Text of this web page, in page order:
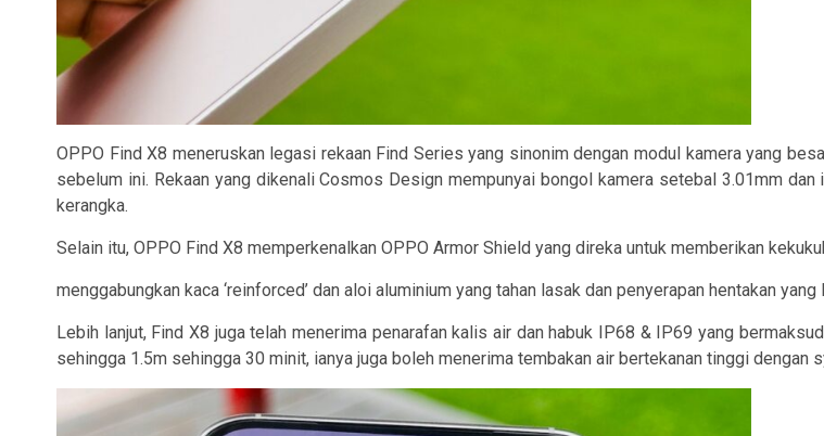
OPPO Find X8 meneruskan legasi rekaan Find Series yang sinonim dengan modul kamera yang
sebelum ini. Rekaan yang dikenali Cosmos Design mempunyai bongol kamera setebal 3.01mm
kerangka.
Selain itu, OPPO Find X8 memperkenalkan OPPO Armor Shield yang direka untuk memberikan
menggabungkan kaca ‘reinforced’ dan aloi aluminium yang tahan lasak dan penyerapan hentakan yang
Lebih lanjut, Find X8 juga telah menerima penarafan kalis air dan habuk IP68 & IP69 yang
sehingga 1.5m sehingga 30 minit, ianya juga boleh menerima tembakan air bertekanan tinggi dengan